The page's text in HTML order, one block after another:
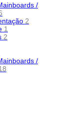
/
2
1
2
/